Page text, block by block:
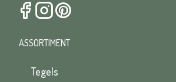
ASSORTIMENT
Tegels